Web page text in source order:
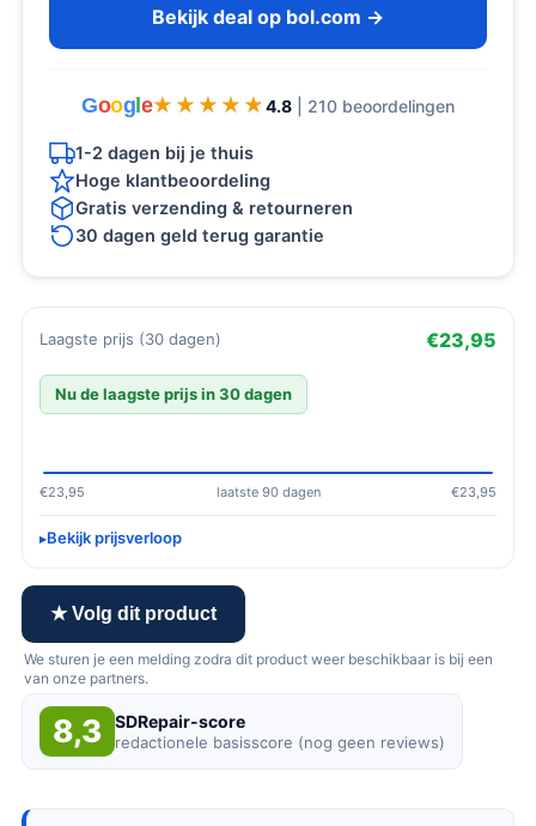
Bekijk deal op bol.com →
Google★★★★★
★★★★★ 4.8 | 210 beoordelingen
1-2 dagen bij je thuis
Hoge klantbeoordeling
Gratis verzending & retourneren
30 dagen geld terug garantie
Laagste prijs (30 dagen) €23,95
Nu de laagste prijs in 30 dagen
€23,95 laatste 90 dagen €23,95
Bekijk prijsverloop
★ Volg dit product
We sturen je een melding zodra dit product weer beschikbaar is bij een
van onze partners.
8,3 SDRepair-score
redactionele basisscore (nog geen reviews)